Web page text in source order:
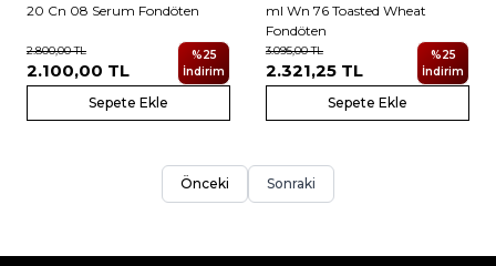
20 Cn 08 Serum Fondöten
2.800,00TL
2.100,00 TL
%25
İndirim
Sepete Ekle
ml Wn 76 Toasted Wheat
Fondöten
3.095,00TL
2.321,25 TL
%25
İndirim
Sepete Ekle
Önceki Sonraki